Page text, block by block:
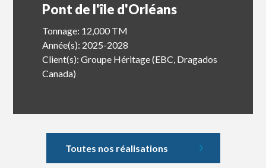
Pont de l'île d'Orléans
Tonnage: 12,000 TM
Année(s): 2025-2028
Client(s): Groupe Héritage (EBC, Dragados
Canada)
Toutes nos réalisations